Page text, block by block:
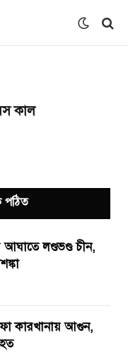
কাল
পঠিত
লণ্ডভণ্ড চীন,
কারখানায় আগুন,